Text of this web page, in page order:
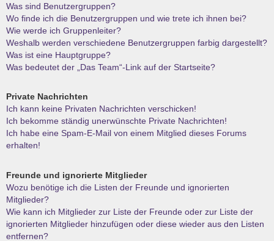
Was sind Benutzergruppen?
Wo finde ich die Benutzergruppen und wie trete ich ihnen bei?
Wie werde ich Gruppenleiter?
Weshalb werden verschiedene Benutzergruppen farbig dargestellt?
Was ist eine Hauptgruppe?
Was bedeutet der „Das Team“-Link auf der Startseite?
Private Nachrichten
Ich kann keine Privaten Nachrichten verschicken!
Ich bekomme ständig unerwünschte Private Nachrichten!
Ich habe eine Spam-E-Mail von einem Mitglied dieses Forums
erhalten!
Freunde und ignorierte Mitglieder
Wozu benötige ich die Listen der Freunde und ignorierten
Mitglieder?
Wie kann ich Mitglieder zur Liste der Freunde oder zur Liste der
ignorierten Mitglieder hinzufügen oder diese wieder aus den Listen
entfernen?